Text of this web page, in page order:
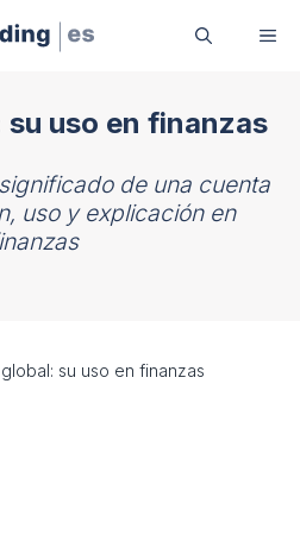
uso en finanzas
de una cuenta
uso y explicación en
su uso en finanzas